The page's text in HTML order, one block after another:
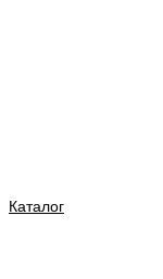
Каталог